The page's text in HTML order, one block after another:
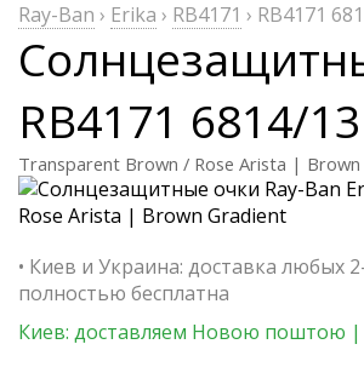
Ray-Ban › Erika › RB4171 › RB4171
RB4171 6814/13
Transparent Brown / Rose Arista |
• Киев и Украина: доставка любых
полностью бесплатна
Киев: доставляем Новою поштою |